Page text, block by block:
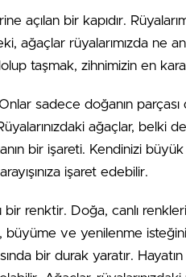
açılan bir kapıdır.
ağaçlar rüyalarımızda ne
taşmak, zihnimizin en
sadece doğanın parçası
Rüyalarınızdaki ağaçlar,
bir işareti. Kendinizi
işaret edebilir.
bir renktir. Doğa, canlı
ve yenilenme
bir durak yaratır.